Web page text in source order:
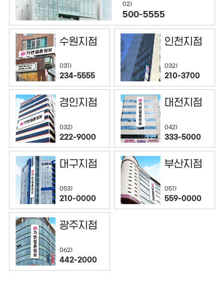
02)
500-5555
수원지점
031)
234-5555
인천지점
032)
210-3700
경인지점
032)
222-9000
대전지점
042)
333-5000
대구지점
053)
210-0000
부산지점
051)
559-0000
광주지점
062)
442-2000